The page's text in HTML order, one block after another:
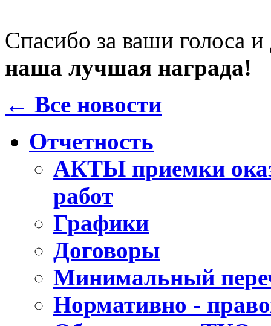
Спасибо за ваши голоса
наша лучшая награда!
← Все новости
Отчетность
АКТЫ приемки
работ
Графики
Договоры
Минимальный
Нормативно -